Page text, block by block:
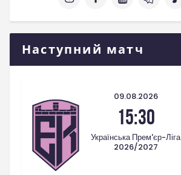
Наступний матч
09.08.2026
15:30
Українська Прем'єр-Ліга
2026/2027